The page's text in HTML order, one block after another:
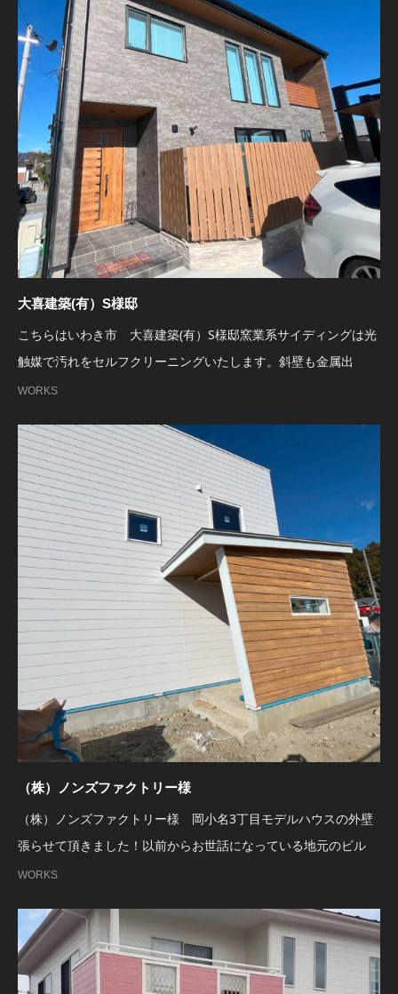
大喜建築(有）S様邸
こちらはいわき市 大喜建築(有）S様邸窯業系サイディングは光
触媒で汚れをセルフクリーニングいたします。斜壁も金属出
WORKS
（株）ノンズファクトリー様
（株）ノンズファクトリー様 岡小名3丁目モデルハウスの外壁
張らせて頂きました！以前からお世話になっている地元のビル
WORKS